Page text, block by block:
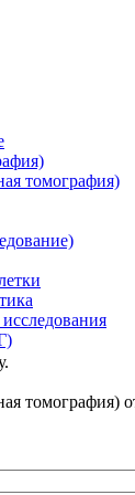
томография)
томография)